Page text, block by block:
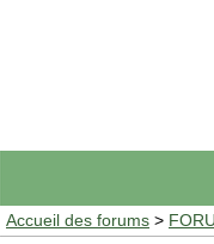
Accueil des forums >